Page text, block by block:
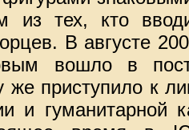
из тех, кто
В августе
вошло в
же приступило к
и гуманитарной